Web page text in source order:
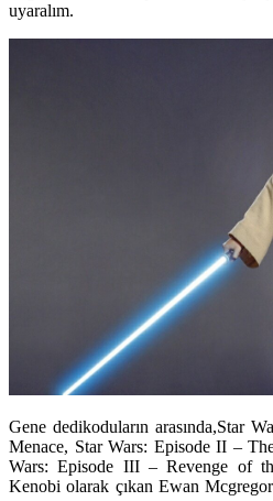
uyaralım.
Gene dedikoduların arasında,Star
Menace, Star Wars: Episode II –
Wars: Episode III – Revenge of
Kenobi olarak çıkan Ewan